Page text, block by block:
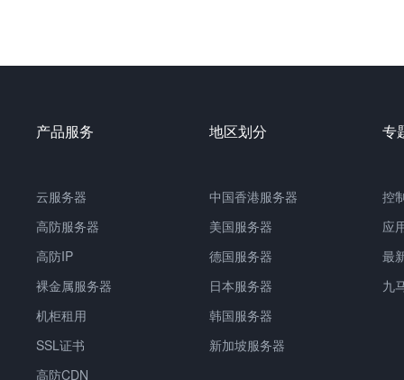
产品服务
云服务器
高防服务器
高防IP
裸金属服务器
机柜租用
SSL证书
高防CDN
地区划分
中国香港服务器
美国服务器
德国服务器
日本服务器
韩国服务器
新加坡服务器
专
控
应
最
九